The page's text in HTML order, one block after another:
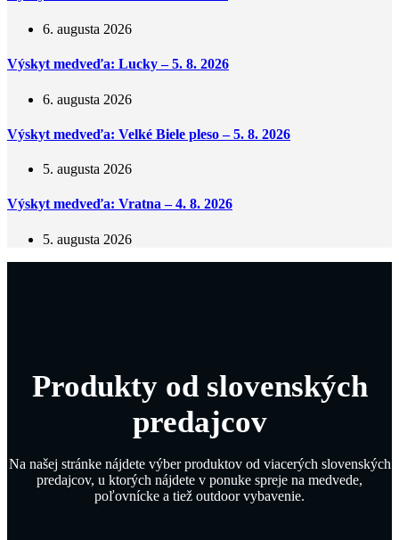
6. augusta 2026
Výskyt medveďa: Lucky – 5. 8. 2026
6. augusta 2026
Výskyt medveďa: Velké Biele pleso – 5. 8. 2026
5. augusta 2026
Výskyt medveďa: Vratna – 4. 8. 2026
5. augusta 2026
Produkty od slovenských
predajcov
Na našej stránke nájdete výber produktov od viacerých slovenských
predajcov, u ktorých nájdete v ponuke spreje na medvede,
poľovnícke a tiež outdoor vybavenie.